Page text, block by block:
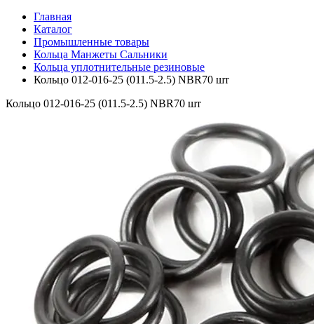
Главная
Каталог
Промышленные товары
Кольца Манжеты Сальники
Кольца уплотнительные резиновые
Кольцо 012-016-25 (011.5-2.5) NBR70 шт
Кольцо 012-016-25 (011.5-2.5) NBR70 шт